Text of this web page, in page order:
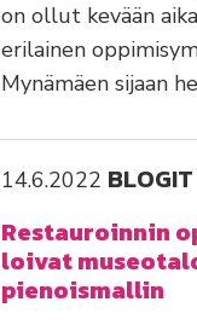
on ollut kevään
erilainen
Mynämäen sijaan
14.6.2022 BLOGIT
Restauroinnin
loivat
pienoismallin